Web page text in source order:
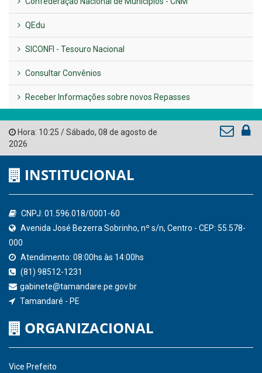
LINKS ÚTEIS
AMUPE
Governo de Pernambuco
Tribunal de Contas do Estado de Pernambuco
Ministério Público do Estado de Pernambuco
Controladoria-Geral da União
Confederação Nacional de Municípios - CNM
QEdu
Consultar Convênios
Receber Informações sobre novos Repasses
Hora:10:25/ Sábado, 08 de agosto de
2026
INSTITUCIONAL